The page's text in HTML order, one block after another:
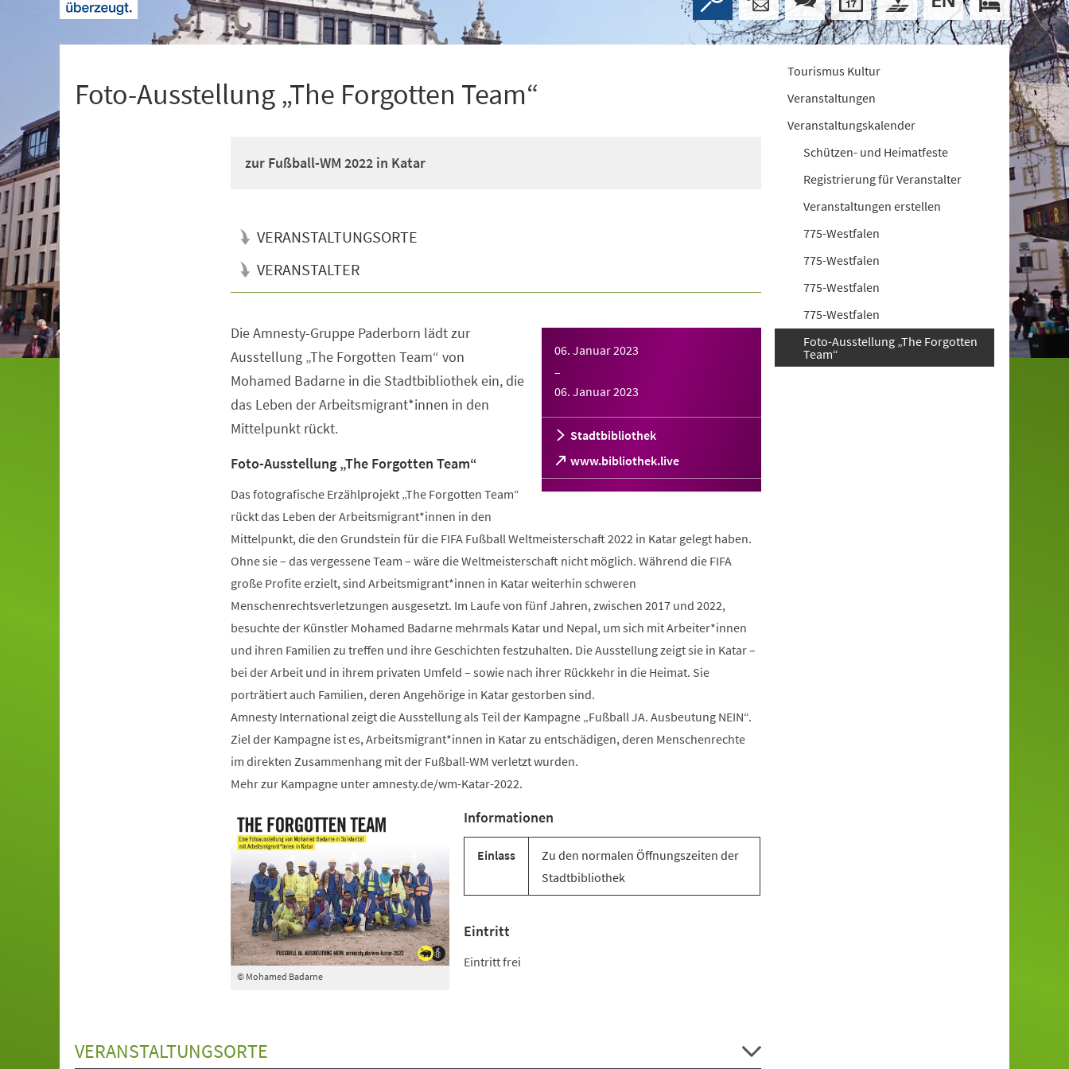
Foto-Ausstellung „The Forgotten Team“
zur Fußball-WM 2022 in Katar
VERANSTALTUNGSORTE
VERANSTALTER
06. Januar 2023
–
06. Januar 2023
Stadtbibliothek
www.bibliothek.live
(Öffnet
in
einem
Die Amnesty-Gruppe Paderborn lädt zur
Ausstellung „The Forgotten Team“ von
Mohamed Badarne in die Stadtbibliothek ein, die
das Leben der Arbeitsmigrant*innen in den
Mittelpunkt rückt.
Foto-Ausstellung „The Forgotten Team“
Das fotografische Erzählprojekt „The Forgotten Team“
rückt das Leben der Arbeitsmigrant*innen in den
Mittelpunkt, die den Grundstein für die FIFA Fußball Weltmeisterschaft 2022 in Katar gelegt haben.
Ohne sie – das vergessene Team – wäre die Weltmeisterschaft nicht möglich. Während die FIFA
große Profite erzielt, sind Arbeitsmigrant*innen in Katar weiterhin schweren
Menschenrechtsverletzungen ausgesetzt. Im Laufe von fünf Jahren, zwischen 2017 und 2022,
besuchte der Künstler Mohamed Badarne mehrmals Katar und Nepal, um sich mit Arbeiter*innen
und ihren Familien zu treffen und ihre Geschichten festzuhalten. Die Ausstellung zeigt sie in Katar –
bei der Arbeit und in ihrem privaten Umfeld – sowie nach ihrer Rückkehr in die Heimat. Sie
porträtiert auch Familien, deren Angehörige in Katar gestorben sind.
Amnesty International zeigt die Ausstellung als Teil der Kampagne „Fußball JA. Ausbeutung NEIN“.
Ziel der Kampagne ist es, Arbeitsmigrant*innen in Katar zu entschädigen, deren Menschenrechte
im direkten Zusammenhang mit der Fußball-WM verletzt wurden.
Mehr zur Kampagne unter amnesty.de/wm-Katar-2022.
© Mohamed Badarne
Informationen
Einlass
Zu den normalen Öffnungszeiten der
Stadtbibliothek
Eintritt
Eintritt frei
VERANSTALTUNGSORTE
Tourismus Kultur
Veranstaltungen
Veranstaltungskalender
Schützen- und Heimatfeste
Registrierung für Veranstalter
Veranstaltungen erstellen
775-Westfalen
775-Westfalen
775-Westfalen
775-Westfalen
Foto-Ausstellung „The Forgotten
Team“